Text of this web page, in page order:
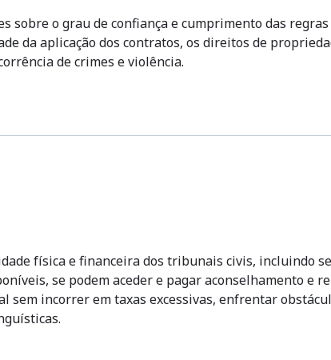
sobre o grau de confiança e cumprimento das
da aplicação dos contratos, os direitos de
de crimes e violência.
física e financeira dos tribunais civis, incluindo
se podem aceder e pagar aconselhamento e
sem incorrer em taxas excessivas, enfrentar